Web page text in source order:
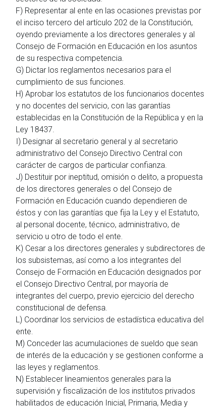
F) Representar al ente en las ocasiones previstas por
el inciso tercero del artículo 202 de la Constitución,
oyendo previamente a los directores generales y al
Consejo de Formación en Educación en los asuntos
de su respectiva competencia.
G) Dictar los reglamentos necesarios para el
cumplimiento de sus funciones.
H) Aprobar los estatutos de los funcionarios docentes
y no docentes del servicio, con las garantías
establecidas en la Constitución de la República y en la
Ley 18437.
I) Designar al secretario general y al secretario
administrativo del Consejo Directivo Central con
carácter de cargos de particular confianza.
J) Destituir por ineptitud, omisión o delito, a propuesta
de los directores generales o del Consejo de
Formación en Educación cuando dependieren de
éstos y con las garantías que fija la Ley y el Estatuto,
al personal docente, técnico, administrativo, de
servicio u otro de todo el ente.
K) Cesar a los directores generales y subdirectores de
los subsistemas, así como a los integrantes del
Consejo de Formación en Educación designados por
el Consejo Directivo Central, por mayoría de
integrantes del cuerpo, previo ejercicio del derecho
constitucional de defensa.
L) Coordinar los servicios de estadística educativa del
ente.
M) Conceder las acumulaciones de sueldo que sean
de interés de la educación y se gestionen conforme a
las leyes y reglamentos.
N) Establecer lineamientos generales para la
supervisión y fiscalización de los institutos privados
habilitados de educación Inicial, Primaria, Media y